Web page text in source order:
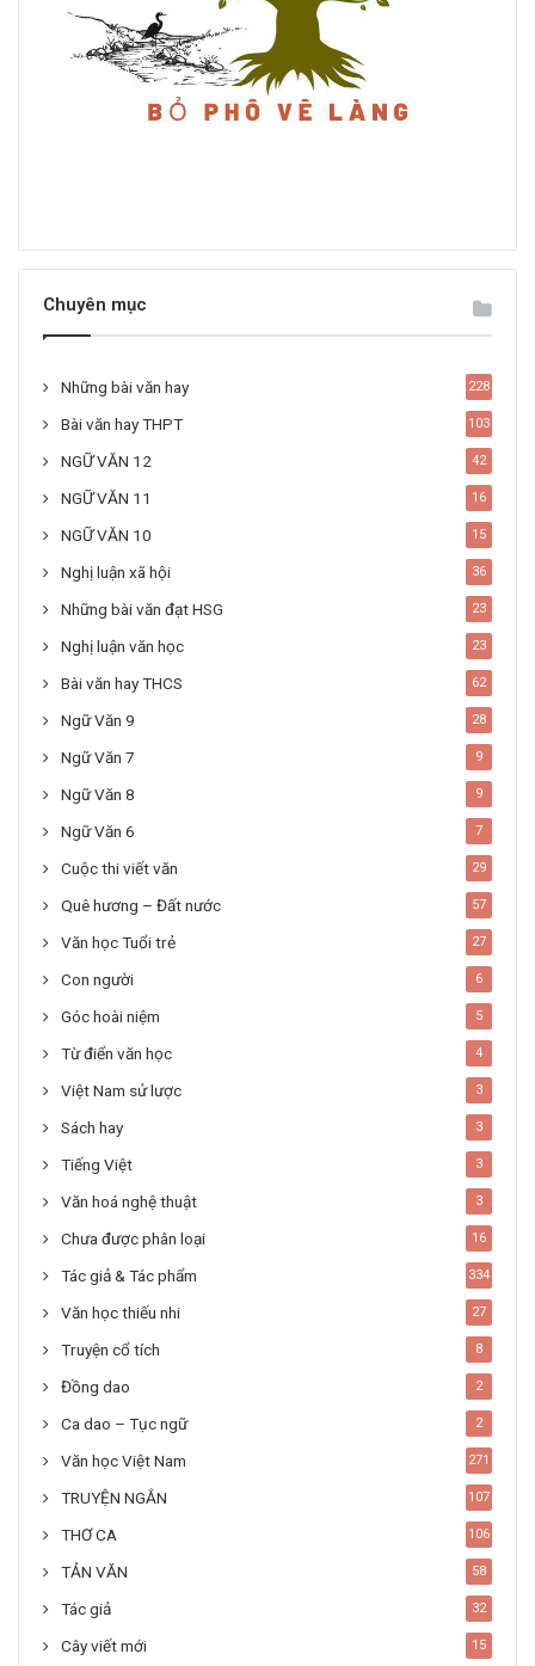
Chuyên mục
Những bài văn hay 228
Bài văn hay THPT 103
NGỮ VĂN 12 42
NGỮ VĂN 11 16
NGỮ VĂN 10 15
Nghị luận xã hội 36
Những bài văn đạt HSG 23
Nghị luận văn học 23
Bài văn hay THCS 62
Ngữ Văn 9 28
Ngữ Văn 7 9
Ngữ Văn 8 9
Ngữ Văn 6 7
Cuộc thi viết văn 29
Quê hương – Đất nước 57
Văn học Tuổi trẻ 27
Con người 6
Góc hoài niệm 5
Từ điển văn học 4
Việt Nam sử lược 3
Sách hay 3
Tiếng Việt 3
Văn hoá nghệ thuật 3
Chưa được phân loại 16
Tác giả & Tác phẩm 334
Văn học thiếu nhi 27
Truyện cổ tích 8
Đồng dao 2
Ca dao – Tục ngữ 2
Văn học Việt Nam 271
TRUYỆN NGẮN 107
THƠ CA 106
TẢN VĂN 58
Tác giả 32
Cây viết mới 15